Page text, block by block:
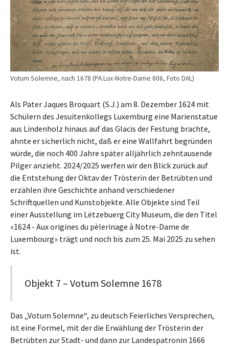
Votum Solemne, nach 1678 (PA.Lux-Notre-Dame 806, Foto DAL)
Als Pater Jaques Broquart (S.J.) am 8. Dezember 1624 mit
Schülern des Jesuitenkollegs Luxemburg eine Marienstatue
aus Lindenholz hinaus auf das Glacis der Festung brachte,
ahnte er sicherlich nicht, daß er eine Wallfahrt begründen
würde, die noch 400 Jahre später alljährlich zehntausende
Pilger anzieht. 2024/2025 werfen wir den Blick zurück auf
die Entstehung der Oktav der Trösterin der Betrübten und
erzählen ihre Geschichte anhand verschiedener
Schriftquellen und Kunstobjekte. Alle Objekte sind Teil
einer Ausstellung im Lëtzebuerg City Museum, die den Titel
«1624 - Aux origines du pèlerinage à Notre-Dame de
Luxembourg» trägt und noch bis zum 25. Mai 2025 zu sehen
ist.
Objekt 7 – Votum Solemne 1678
Das „Votum Solemne“, zu deutsch Feierliches Versprechen,
ist eine Formel, mit der die Erwählung der Trösterin der
Betrübten zur Stadt- und dann zur Landespatronin 1666